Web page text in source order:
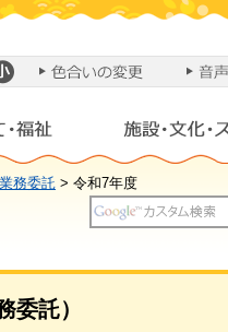
業務委託 > 令和7年度
委託）